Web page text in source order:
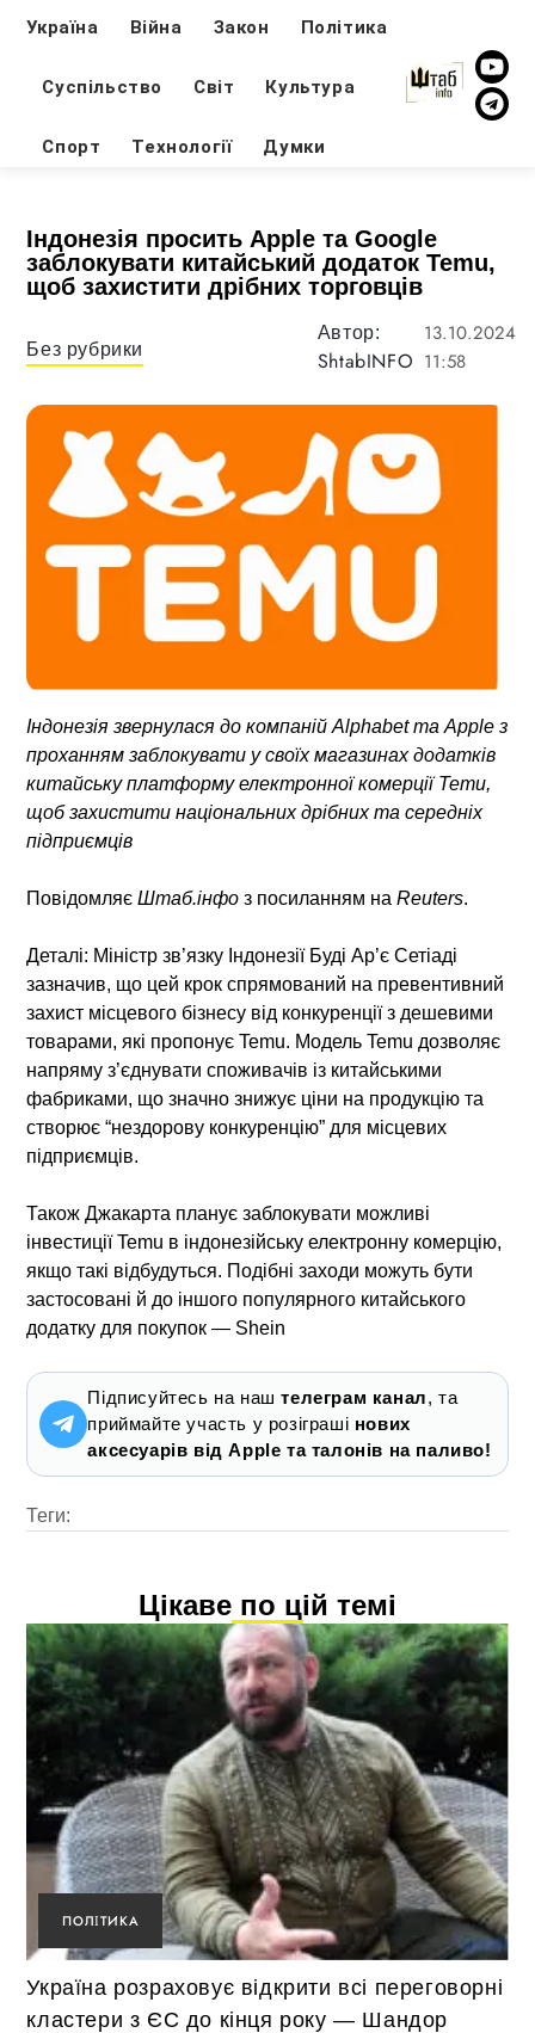
Україна Війна Закон Політика
Суспільство Світ Культура
Спорт Технології Думки
Індонезія просить Apple та Google
заблокувати китайський додаток Temu,
щоб захистити дрібних торговців
Без рубрики
Автор:
ShtabINFO
13.10.2024
11:58
Індонезія звернулася до компаній Alphabet та Apple з
проханням заблокувати у своїх магазинах додатків
китайську платформу електронної комерції Temu,
щоб захистити національних дрібних та середніх
підприємців
ПовідомляєШтаб.інфо з посиланням наReuters.
Деталі: Міністр зв’язку Індонезії Буді Ар’є Сетіаді
зазначив, що цей крок спрямований на превентивний
захист місцевого бізнесу від конкуренції з дешевими
товарами, які пропонує Temu. Модель Temu дозволяє
напряму з’єднувати споживачів із китайськими
фабриками, що значно знижує ціни на продукцію та
створює “нездорову конкуренцію” для місцевих
підприємців.
Також Джакарта планує заблокувати можливі
інвестиції Temu в індонезійську електронну комерцію,
якщо такі відбудуться. Подібні заходи можуть бути
застосовані й до іншого популярного китайського
додатку для покупок — Shein
Підписуйтесь на наштелеграм канал, та
приймайте участь у розіграші нових
аксесуарів від Apple та талонів на паливо!
Теги:
Цікаве по цій темі
ПОЛІТИКА
Україна розраховує відкрити всі переговорні
кластери з ЄС до кінця року — Шандор